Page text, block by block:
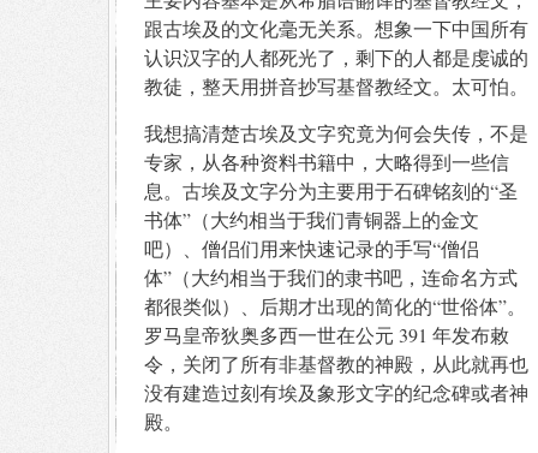
跟古埃及的文化毫无关系。想象一下中国所有
认识汉字的人都死光了，剩下的人都是虔诚的
教徒，整天用拼音抄写基督教经文。太可怕。
我想搞清楚古埃及文字究竟为何会失传，不是
专家，从各种资料书籍中，大略得到一些信
息。古埃及文字分为主要用于石碑铭刻的“圣
书体”（大约相当于我们青铜器上的金文
吧）、僧侣们用来快速记录的手写“僧侣
体”（大约相当于我们的隶书吧，连命名方式
都很类似）、后期才出现的简化的“世俗体”。
罗马皇帝狄奥多西一世在公元 391 年发布敕
令，关闭了所有非基督教的神殿，从此就再也
没有建造过刻有埃及象形文字的纪念碑或者神
殿。